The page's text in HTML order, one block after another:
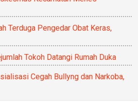
Terduga Pengedar Obat Keras,
Tokoh Datangi Rumah Duka
Cegah Bullyng dan Narkoba,